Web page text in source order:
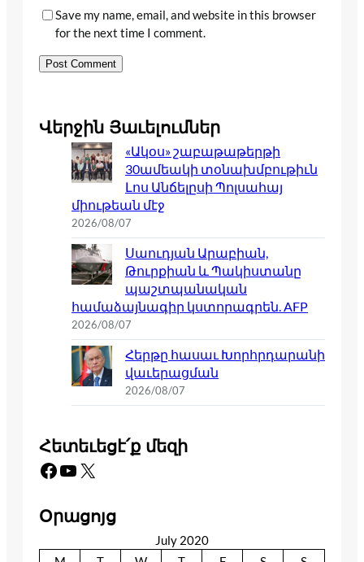
Save my name, email, and website in this browser
for the next time I comment.
Վերջին Յաւելումներ
«Ակօս» շաբաթաթերթի
30ամեակի տօնախմբութիւն
Լոս Անճելըսի Պոլսահայ
միութեան մէջ
2026/08/07
Սաուդյան Արաբիան,
Թուրքիան և Պակիստանը
պաշտպանական
համաձայնագիր կստորագրեն. AFP
2026/08/07
Հերթը հասաւ Խորհրդարանի
վաւերացման
2026/08/07
Հետեւեցէ՛ք մեզի
Facebook YouTube X
Օրացոյց
July 2020